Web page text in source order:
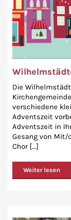
Die
verschiedene
Adventszeit
Adventszeit in
Gesang von Mit/
Chor [...]
Weiter lesen